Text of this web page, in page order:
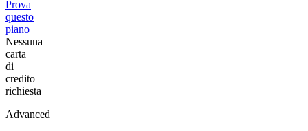
Prova
questo
piano
Nessuna
carta
di
credito
richiesta
Advanced